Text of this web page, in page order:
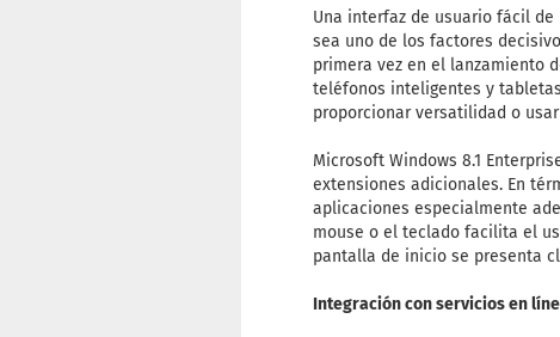
Una interfaz de usuario fácil
sea uno de los factores
primera vez en el lanzamiento
teléfonos inteligentes y
proporcionar versatilidad o
Microsoft Windows 8.1
extensiones adicionales. En
aplicaciones especialmente
mouse o el teclado facilita el
pantalla de inicio se presenta
Integración con servicios en